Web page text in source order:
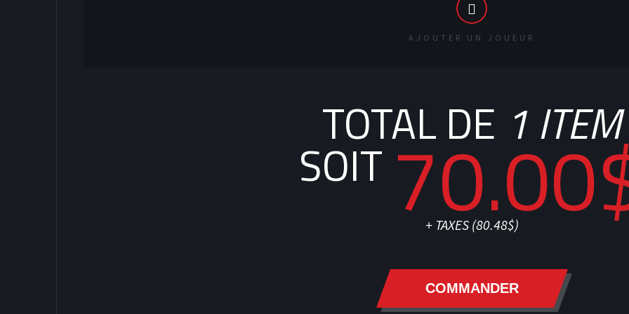
AJOUTER UN JOUEUR
TOTAL DE 1 ITEM
SOIT
+ TAXES (80.48$)
COMMANDER